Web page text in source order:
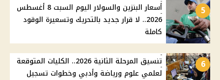
5
أسعار البنزين والسولار اليوم السبت 8 أغسطس
2026.. لا قرار جديد بالتحريك وتسعيرة الوقود
كاملة
6
تنسيق المرحلة الثانية 2026.. الكليات المتوقعة
لعلمي علوم ورياضة وأدبي وخطوات تسجيل